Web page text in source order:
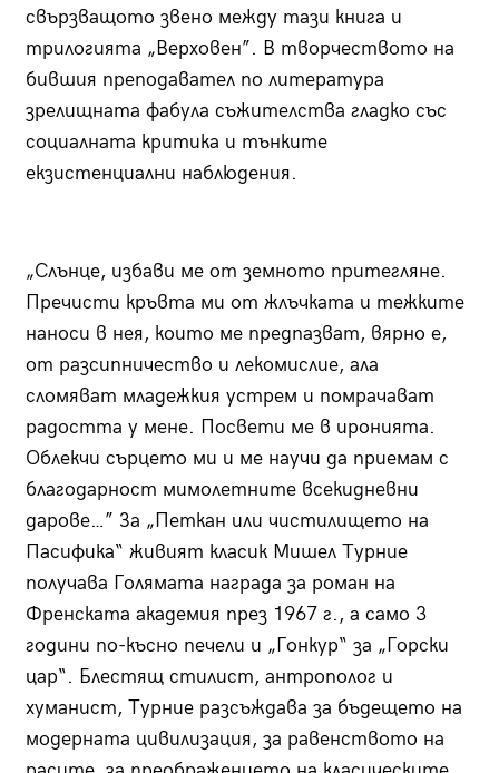
свързващото звено между тази книга и
трилогията „Верховен”. В творчеството на
бившия преподавател по литература
зрелищната фабула съжителства гладко със
социалната критика и тънките
екзистенциални наблюдения.
„Слънце, избави ме от земното притегляне.
Пречисти кръвта ми от жлъчката и тежките
наноси в нея, които ме предпазват, вярно е,
от разсипничество и лекомислие, ала
сломяват младежкия устрем и помрачават
радостта у мене. Посвети ме в иронията.
Облекчи сърцето ми и ме научи да приемам с
благодарност мимолетните всекидневни
дарове…” За „Петкан или чистилището на
Пасифика“ живият класик Мишел Турние
получава Голямата награда за роман на
Френската академия през 1967 г., а само 3
години по-късно печели и „Гонкур“ за „Горски
цар“. Блестящ стилист, антрополог и
хуманист, Турние разсъждава за бъдещето на
модерната цивилизация, за равенството на